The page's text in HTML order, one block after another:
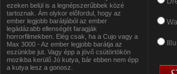
ezeken belül is a legnépszerűbbek közé
tartoznak. Ám olykor előfordul, hogy az
ember legjobb barátjából az ember
legádázabb ellenségét faragják
horrorfilmekben. Elég csak, ha a Cujo vagy a
Max 3000 - Az ember legjobb barátja az
eszünkbe jut. Vagy épp a jövő csütörtökön
mozikba kerülő Jó kutya, bár ebben nem épp
a kutya lesz a gonosz.